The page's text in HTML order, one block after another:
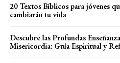
20 Textos Bíblicos para jóvenes
cambiarán tu vida
Descubre las Profundas
Misericordia: Guía Espiritual y